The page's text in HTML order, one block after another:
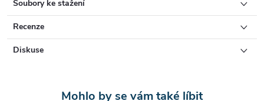
rozptyl.
Návod k použití
sundejte vršek, vyndejte hadičku (lze používat i bez hadičky) a
Soubory ke stažení
Recenze
Diskuse